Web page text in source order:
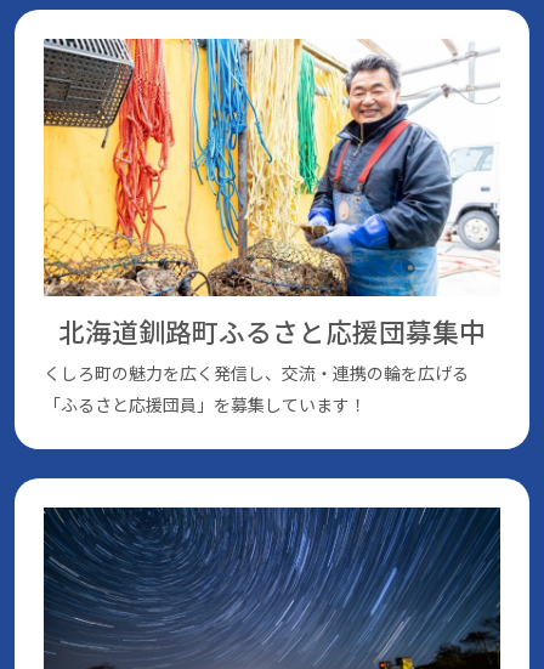
北海道釧路町ふるさと応援団募集中
くしろ町の魅⼒を広く発信し、交流・連携の輪を広げる
「ふるさと応援団員」を募集しています！